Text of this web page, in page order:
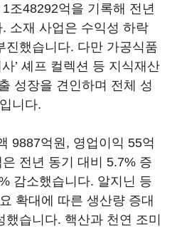
조48292억을 기록해 전년
소재 사업은 수익성 하락
진했습니다. 다만 가공식품
’ 셰프 컬렉션 등 지식재산
성장을 견인하며 전체 성
니다.
9887억원, 영업이익 55억
전년 동기 대비 5.7% 증
감소했습니다. 알지닌 등
확대에 따른 생산량 증대
습니다. 핵산과 천연 조미